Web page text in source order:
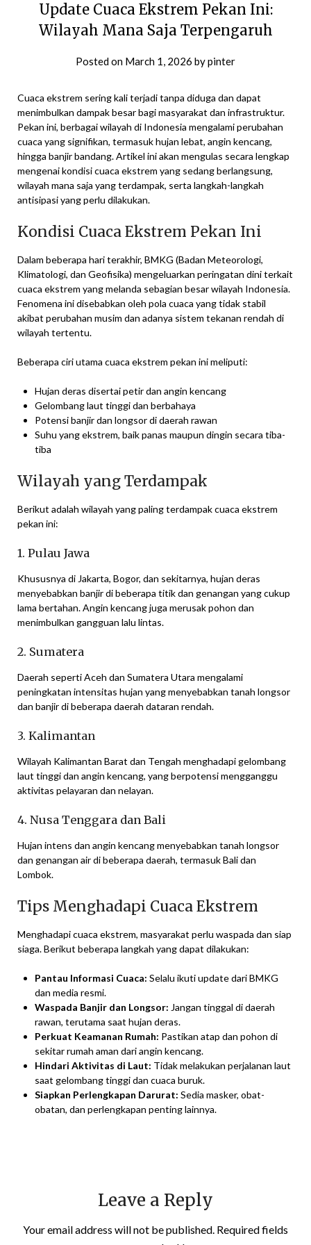
Update Cuaca Ekstrem Pekan Ini:
Wilayah Mana Saja Terpengaruh
Posted on March 1, 2026 bypinter
Cuaca ekstrem sering kali terjadi tanpa diduga dan dapat
menimbulkan dampak besar bagi masyarakat dan infrastruktur.
Pekan ini, berbagai wilayah di Indonesia mengalami perubahan
cuaca yang signifikan, termasuk hujan lebat, angin kencang,
hingga banjir bandang. Artikel ini akan mengulas secara lengkap
mengenai kondisi cuaca ekstrem yang sedang berlangsung,
wilayah mana saja yang terdampak, serta langkah-langkah
antisipasi yang perlu dilakukan.
Kondisi Cuaca Ekstrem Pekan Ini
Dalam beberapa hari terakhir, BMKG (Badan Meteorologi,
Klimatologi, dan Geofisika) mengeluarkan peringatan dini terkait
cuaca ekstrem yang melanda sebagian besar wilayah Indonesia.
Fenomena ini disebabkan oleh pola cuaca yang tidak stabil
akibat perubahan musim dan adanya sistem tekanan rendah di
wilayah tertentu.
Beberapa ciri utama cuaca ekstrem pekan ini meliputi:
Hujan deras disertai petir dan angin kencang
Gelombang laut tinggi dan berbahaya
Potensi banjir dan longsor di daerah rawan
Suhu yang ekstrem, baik panas maupun dingin secara tiba-
tiba
Wilayah yang Terdampak
Berikut adalah wilayah yang paling terdampak cuaca ekstrem
pekan ini:
1. Pulau Jawa
Khususnya di Jakarta, Bogor, dan sekitarnya, hujan deras
menyebabkan banjir di beberapa titik dan genangan yang cukup
lama bertahan. Angin kencang juga merusak pohon dan
menimbulkan gangguan lalu lintas.
2. Sumatera
Daerah seperti Aceh dan Sumatera Utara mengalami
peningkatan intensitas hujan yang menyebabkan tanah longsor
dan banjir di beberapa daerah dataran rendah.
3. Kalimantan
Wilayah Kalimantan Barat dan Tengah menghadapi gelombang
laut tinggi dan angin kencang, yang berpotensi mengganggu
aktivitas pelayaran dan nelayan.
4. Nusa Tenggara dan Bali
Hujan intens dan angin kencang menyebabkan tanah longsor
dan genangan air di beberapa daerah, termasuk Bali dan
Lombok.
Tips Menghadapi Cuaca Ekstrem
Menghadapi cuaca ekstrem, masyarakat perlu waspada dan siap
siaga. Berikut beberapa langkah yang dapat dilakukan:
Pantau Informasi Cuaca: Selalu ikuti update dari BMKG
dan media resmi.
Waspada Banjir dan Longsor: Jangan tinggal di daerah
rawan, terutama saat hujan deras.
Perkuat Keamanan Rumah: Pastikan atap dan pohon di
sekitar rumah aman dari angin kencang.
Hindari Aktivitas di Laut: Tidak melakukan perjalanan laut
saat gelombang tinggi dan cuaca buruk.
Siapkan Perlengkapan Darurat: Sedia masker, obat-
obatan, dan perlengkapan penting lainnya.
Leave a Reply
Your email address will not be published. Required fields